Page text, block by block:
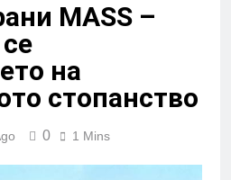
MASS –
на
стопанство
0 1 Mins